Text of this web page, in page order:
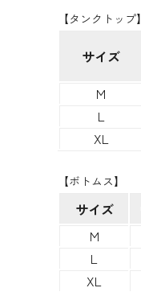
【タンクトップ】
サイズ
M
L
XL
【ボトムス】
サイズ
M
L
XL